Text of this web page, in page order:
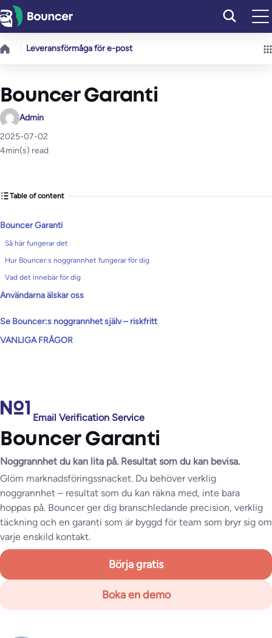
Hoppa
till
innehåll
Leveransförmåga för e-post
Bouncer Garanti
Admin
2025-07-02
4min(s) read
Table of content
Bouncer Garanti
Så här fungerar det
Hur Bouncer:s noggrannhet fungerar för dig
Vad det innebär för dig
Användarna älskar oss
Se Bouncer:s noggrannhet själv – riskfritt
VANLIGA FRÅGOR
Email Verification Service
Bouncer Garanti
Noggrannhet du kan lita på. Resultat som du kan bevisa.
Glöm marknadsföringssnacket. Du behöver verklig
noggrannhet – resultat som du kan räkna med, inte bara
hoppas på. Bouncer ger dig branschledande precision, verklig
täckning och en garanti som är byggd för team som bryr sig om
varje enskild kontakt.
Börja gratis
Boka en demo